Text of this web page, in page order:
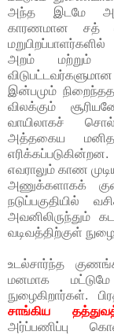
அந்த இடமே
காரணமான சத்
அறம் மற்றும்
இன்பமும்
விலக்கும்
வாயிலாகச்
அத்தகைய
எவராலும் காண
அணுக்களாகக்
நடுப்பகுதியில்
அவனிலிருந்தும்
வடிவத்திற்குள்
உடல்சார்ந்த
மனமாக
நுழைகிறார்கள்.
சாங்கிய
அர்ப்பணிப்பு